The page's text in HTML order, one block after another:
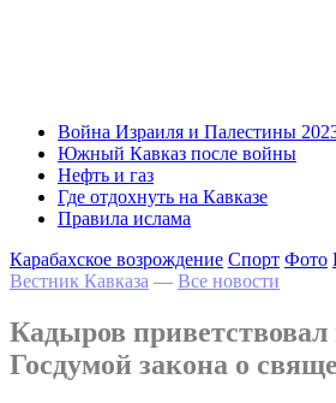
Война Израиля и Палестины
Южный Кавказ после войны
Нефть и газ
Где отдохнуть на Кавказе
Правила ислама
Карабахское возрождение Спорт Фото
Вестник Кавказа — Все новости
Кадыров
Госдумой закона о